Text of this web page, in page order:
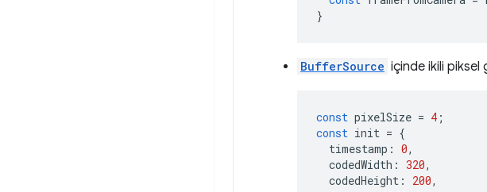
}
BufferSource içinde ikili
const pixelSize = 4 ;
const init = {
timestamp : 0,
codedWidth : 320,
codedHeight : 200,